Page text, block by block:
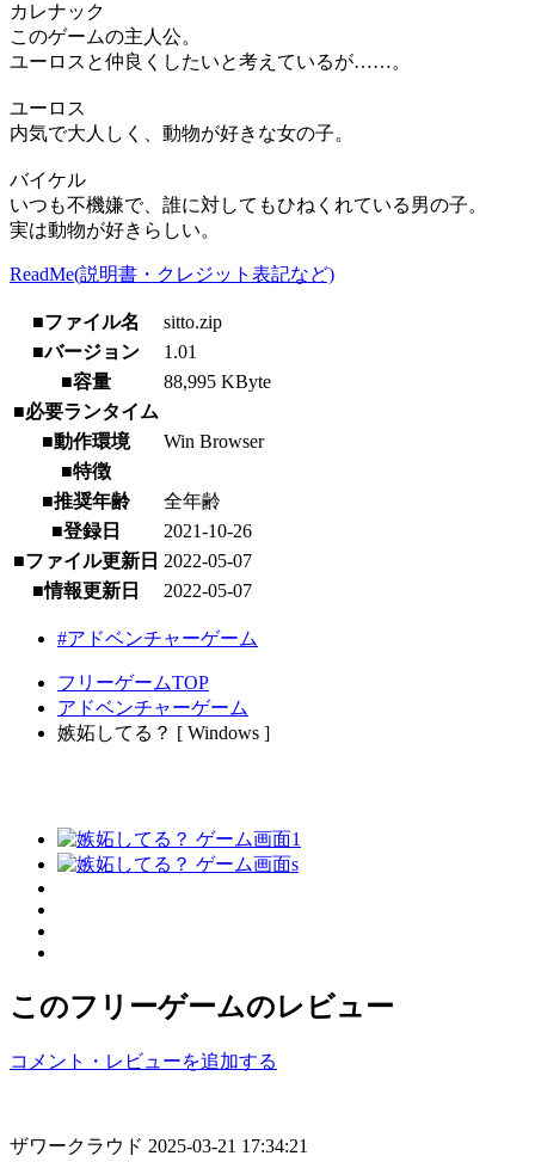
カレナック
このゲームの主人公。
ユーロスと仲良くしたいと考えているが……。
ユーロス
内気で大人しく、動物が好きな女の子。
バイケル
いつも不機嫌で、誰に対してもひねくれている男の子。
実は動物が好きらしい。
ReadMe(説明書・クレジット表記など)
■ファイル名
sitto.zip
■バージョン
1.01
■容量
88,995 KByte
■必要ランタイム
■動作環境
Win Browser
■特徴
■推奨年齢
全年齢
■登録日
2021-10-26
■ファイル更新日 2022-05-07
■情報更新日
2022-05-07
#アドベンチャーゲーム
フリーゲームTOP
アドベンチャーゲーム
嫉妬してる？ [ Windows ]
このフリーゲームのレビュー
コメント・レビューを追加する
ザワークラウド 2025-03-21 17:34:21